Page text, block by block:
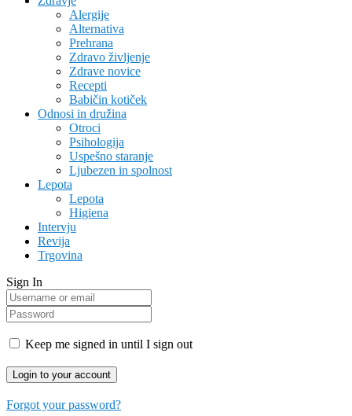
Alergije
Alternativa
Prehrana
Zdravo življenje
Zdrave novice
Recepti
Babičin kotiček
Odnosi in družina
Otroci
Psihologija
Uspešno staranje
Ljubezen in spolnost
Lepota
Lepota
Higiena
Intervju
Revija
Trgovina
Sign In
Keep me signed in until I sign out
Forgot your password?